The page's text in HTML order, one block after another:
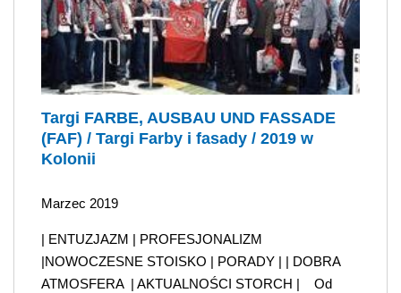
Targi FARBE, AUSBAU UND FASSADE
(FAF) / Targi Farby i fasady / 2019 w
Kolonii
Marzec 2019
| ENTUZJAZM | PROFESJONALIZM
|NOWOCZESNE STOISKO | PORADY | | DOBRA
ATMOSFERA | AKTUALNOŚCI STORCH | Od